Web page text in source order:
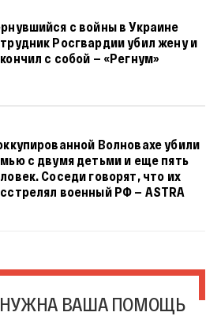
с войны в Украине
Росгвардии убил жену и
с собой — «Регнум»
Волновахе убили
с двумя детьми и еще пять
Соседи говорят, что их
военный РФ — ASTRA
ВАША ПОМОЩЬ